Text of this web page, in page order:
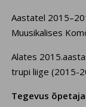
Aastatel
Muusikalises
Alates
trupi liige (2015-
Tegevus